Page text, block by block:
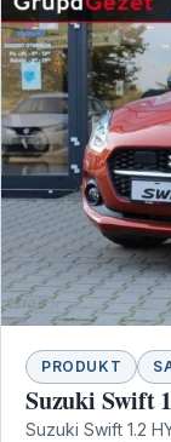
PRODUKT
Suzuki Swift
Suzuki Swift 1.2